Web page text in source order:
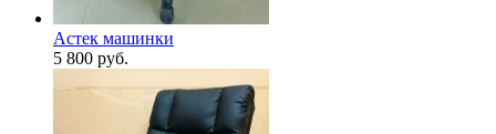
Астек машинки
5 800 руб.